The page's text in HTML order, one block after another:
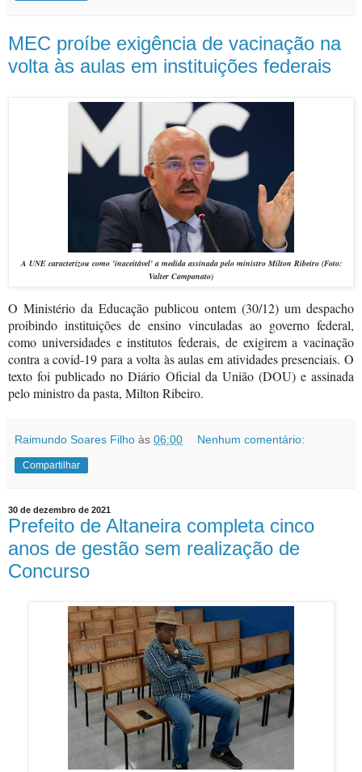
MEC proíbe exigência de vacinação na
volta às aulas em instituições federais
A UNE caracterizou como 'inaceitável' a medida assinada pelo ministro Milton Ribeiro (Foto:
Valter Campanato)
O Ministério da Educação publicou ontem (30/12) um despacho
proibindo instituições de ensino vinculadas ao governo federal,
como universidades e institutos federais, de exigirem a vacinação
contra a covid-19 para a volta às aulas em atividades presenciais. O
texto foi publicado no Diário Oficial da União (DOU) e assinada
pelo ministro da pasta, Milton Ribeiro.
Raimundo Soares Filho às 06:00 Nenhum comentário:
Compartilhar
30 de dezembro de 2021
Prefeito de Altaneira completa cinco
anos de gestão sem realização de
Concurso